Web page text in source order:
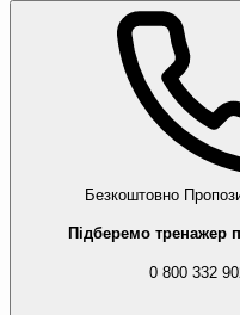
Безкоштовно
Підберемо тренажер
0 800 332